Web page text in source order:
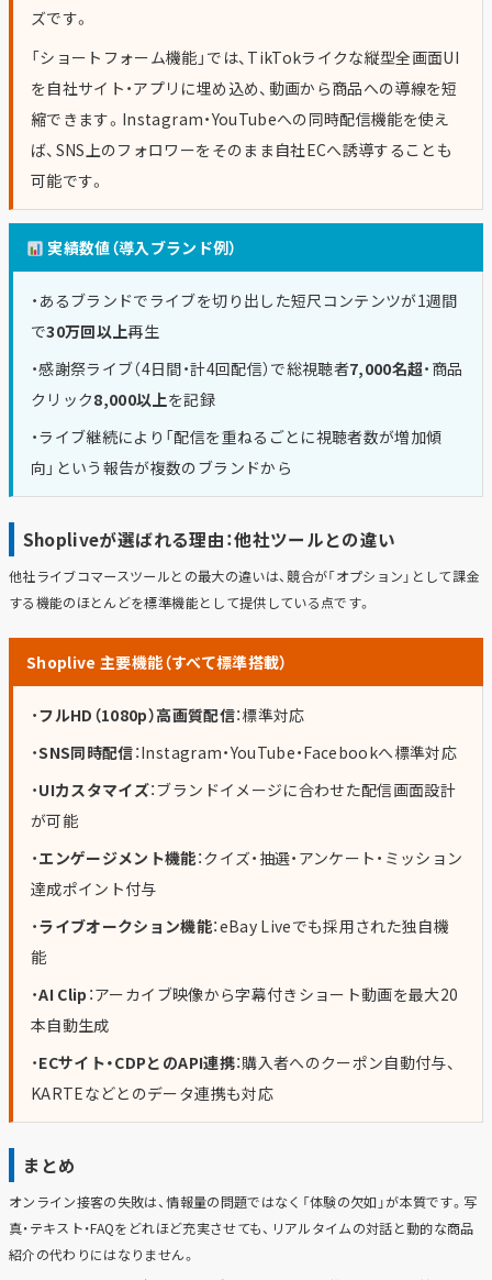
ズです。
「ショートフォーム機能」では、TikTokライクな縦型全画面UI
を自社サイト・アプリに埋め込め、動画から商品への導線を短
縮できます。Instagram・YouTubeへの同時配信機能を使え
ば、SNS上のフォロワーをそのまま自社ECへ誘導することも
可能です。
実績数値（導入ブランド例）
・あるブランドでライブを切り出した短尺コンテンツが1週間
で30万回以上再生
・感謝祭ライブ（4日間・計4回配信）で総視聴者7,000名超・商品
クリック8,000以上を記録
・ライブ継続により「配信を重ねるごとに視聴者数が増加傾
向」という報告が複数のブランドから
Shopliveが選ばれる理由：他社ツールとの違い
他社ライブコマースツールとの最大の違いは、競合が「オプション」として課金
する機能のほとんどを標準機能として提供している点です。
Shoplive 主要機能（すべて標準搭載）
・フルHD（1080p）高画質配信：標準対応
・SNS同時配信：Instagram・YouTube・Facebookへ標準対応
・UIカスタマイズ：ブランドイメージに合わせた配信画面設計
が可能
・エンゲージメント機能：クイズ・抽選・アンケート・ミッション
達成ポイント付与
・ライブオークション機能：eBay Liveでも採用された独自機
能
・AI Clip ：アーカイブ映像から字幕付きショート動画を最大20
本自動生成
・ECサイト・CDPとのAPI連携：購入者へのクーポン自動付与、
KARTEなどとのデータ連携も対応
まとめ
オンライン接客の失敗は、情報量の問題ではなく「体験の欠如」が本質です。写
真・テキスト・FAQをどれほど充実させても、リアルタイムの対話と動的な商品
紹介の代わりにはなりません。